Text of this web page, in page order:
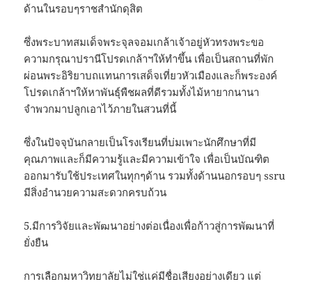
ด้านในรอบๆราชสำนักดุสิต
ซึ่งพระบาทสมเด็จพระจุลจอมเกล้าเจ้าอยู่หัวทรงพระขอ
ความกรุณาปรานีโปรดเกล้าฯให้ทำขึ้น เพื่อเป็นสถานที่พัก
ผ่อนพระอิริยาบถแทนการเสด็จเที่ยวหัวเมืองและก็พระองค์
โปรดเกล้าฯให้หาพันธุ์พืชผลที่ดีรวมทั้งไม้หายากนานา
จำพวกมาปลูกเอาไว้ภายในสวนที่นี้
ซึ่งในปัจจุบันกลายเป็นโรงเรียนที่บ่มเพาะนักศึกษาที่มี
คุณภาพและก็มีความรู้และมีความเข้าใจ เพื่อเป็นบัณฑิต
ออกมารับใช้ประเทศในทุกๆด้าน รวมทั้งด้านนอกรอบๆ ssru
มีสิ่งอำนวยความสะดวกครบถ้วน
5.มีการวิจัยและพัฒนาอย่างต่อเนื่องเพื่อก้าวสู่การพัฒนาที่
ยั่งยืน
การเลือกมหาวิทยาลัยไม่ใช่แค่มีชื่อเสียงอย่างเดียว แต่